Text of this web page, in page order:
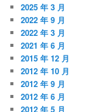
2025 年 3 月
2022 年 9 月
2022 年 3 月
2021 年 6 月
2015 年 12 月
2012 年 10 月
2012 年 9 月
2012 年 6 月
2012 年 5 月